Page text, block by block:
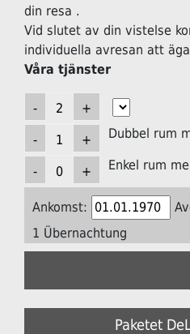
din resa .
Vid slutet av din vistelse
individuella avresan att
Våra tjänster
Dubbel rum
Enkel rum
Ankomst:
1 Übernachtung
Paketet